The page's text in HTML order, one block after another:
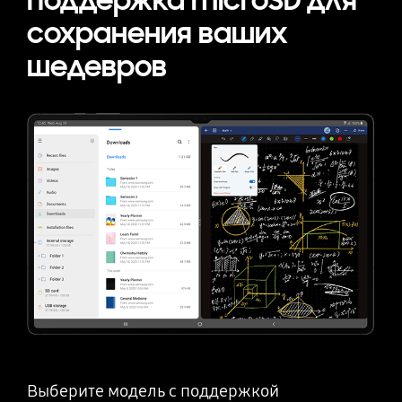
сохранения ваших
шедевров
Выберите модель с поддержкой